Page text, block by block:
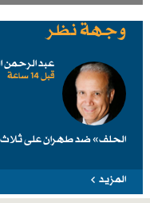
وجهة نظر
عبد الرحمن
قبل 14 ساعة
الحلف» ضد طهرانَ على
المزيد